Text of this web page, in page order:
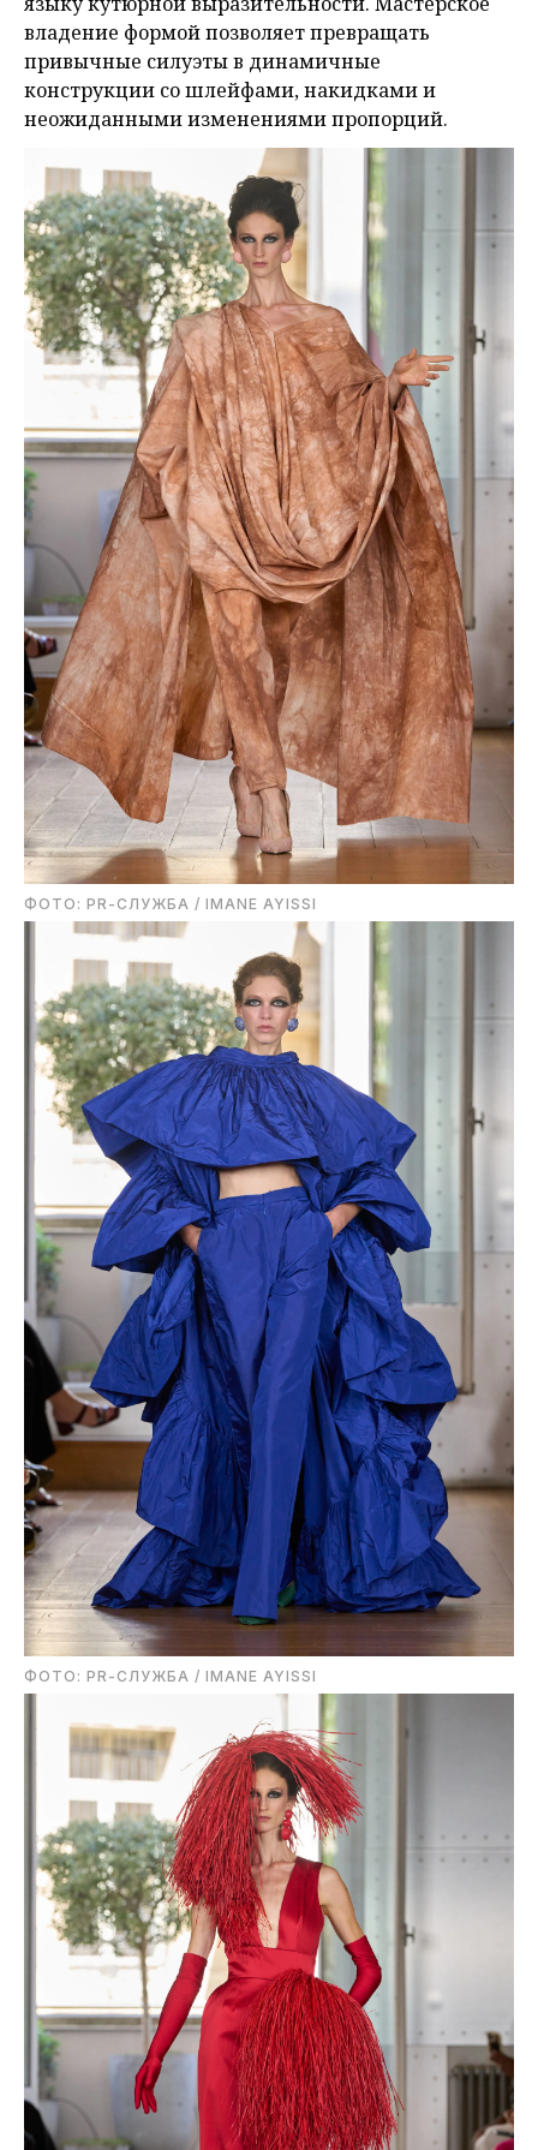
владение формой позволяет превращать
привычные силуэты в динамичные
конструкции со шлейфами, накидками и
неожиданными изменениями пропорций.
ФОТО: PR-СЛУЖБА / IMANE AYISSI
ФОТО: PR-СЛУЖБА / IMANE AYISSI